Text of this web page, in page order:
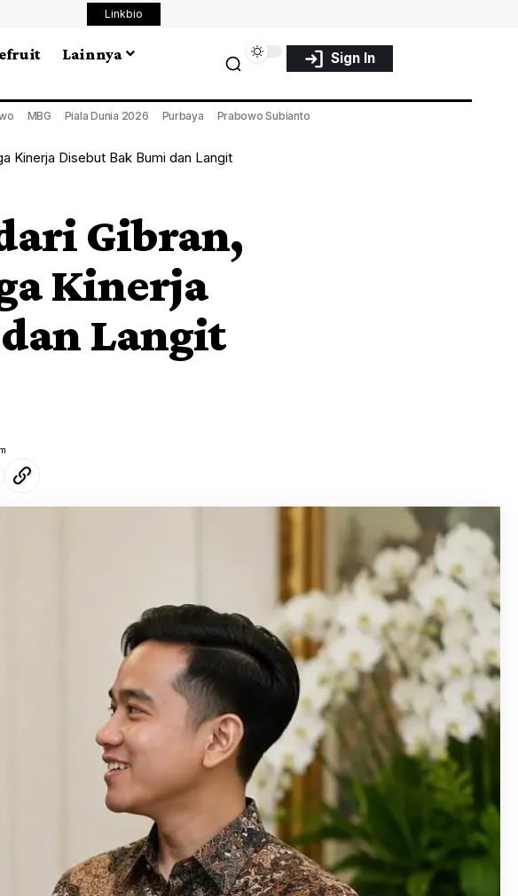
Linkbio
Lainnya Sign In
MBG Piala Dunia 2026 Purbaya Prabowo Subianto
Kinerja Disebut Bak Bumi dan Langit
Gibran,
Kinerja
Langit